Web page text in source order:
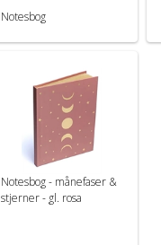
Notesbog
Notesbog - månefaser &
stjerner - gl. rosa